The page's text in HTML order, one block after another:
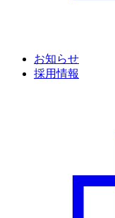
お知らせ
採用情報